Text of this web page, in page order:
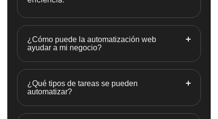
¿Cómo puede la automatización web
ayudar a mi negocio?
¿Qué tipos de tareas se pueden
automatizar?